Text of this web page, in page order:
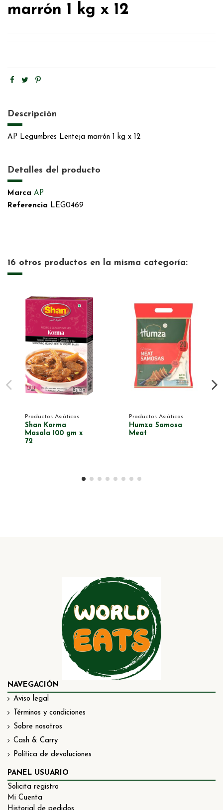
marrón 1 kg x 12
Descripción
AP Legumbres Lenteja marrón 1 kg x 12
Detalles del producto
Marca AP
Referencia LEG0469
16 otros productos en la misma categoría:
Productos Asiáticos
Shan Korma
Masala 100 gm x
72
Productos Asiáticos
Humza Samosa
Meat
NAVEGACIÓN
Aviso legal
Términos y condiciones
Sobre nosotros
Cash & Carry
Política de devoluciones
PANEL USUARIO
Solicita registro
Mi Cuenta